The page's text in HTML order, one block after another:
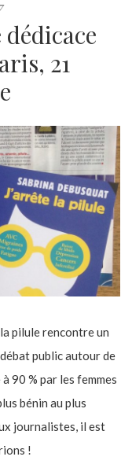
21
pilule rencontre un
public autour de
90 % par les femmes
bénin au plus
journalistes, il est
!